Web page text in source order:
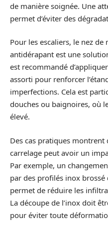
de manière soignée. Une
permet d’éviter des
Pour les escaliers, le nez de
antidérapant est une
est recommandé
assorti pour renforcer
imperfections. Cela est
douches ou baignoires, où
élevé.
Des cas pratiques montrent
carrelage peut avoir un
Par exemple, un
par des profilés inox brossé
permet de réduire les
La découpe de l’inox doit
pour éviter toute